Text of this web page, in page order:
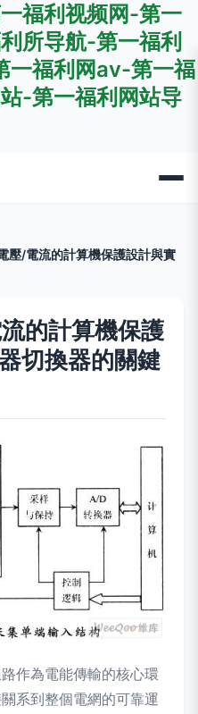
福利视频网-第一
所导航-第一福利
一福利网av-第一福
-第一福利网站导
壓/電流的計算機保護設計與實
的計算機保護
切換器的關鍵
作為電能傳輸的核心環
系到整個電網的可靠運